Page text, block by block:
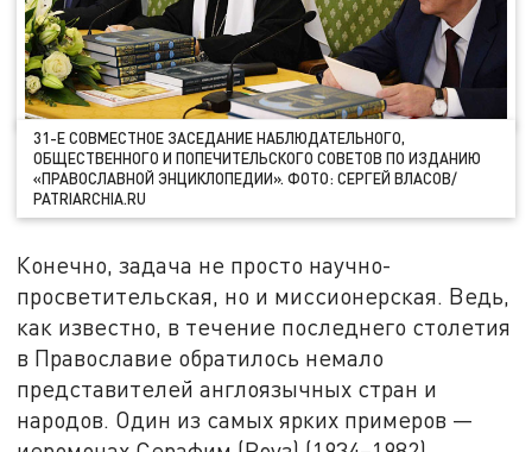
31-Е СОВМЕСТНОЕ ЗАСЕДАНИЕ НАБЛЮДАТЕЛЬНОГО,
ОБЩЕСТВЕННОГО И ПОПЕЧИТЕЛЬСКОГО СОВЕТОВ ПО ИЗДАНИЮ
«ПРАВОСЛАВНОЙ ЭНЦИКЛОПЕДИИ». ФОТО: СЕРГЕЙ ВЛАСОВ/
PATRIARCHIA.RU
Конечно, задача не просто научно-
просветительская, но и миссионерская. Ведь,
как известно, в течение последнего столетия
в Православие обратилось немало
представителей англоязычных стран и
народов. Один из самых ярких примеров —